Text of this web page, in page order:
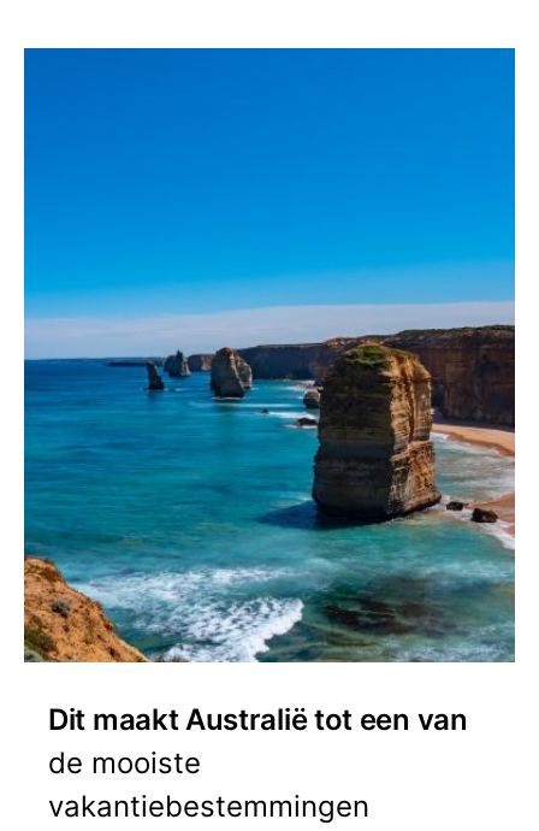
Dit maakt Australië tot een van
de mooiste
vakantiebestemmingen